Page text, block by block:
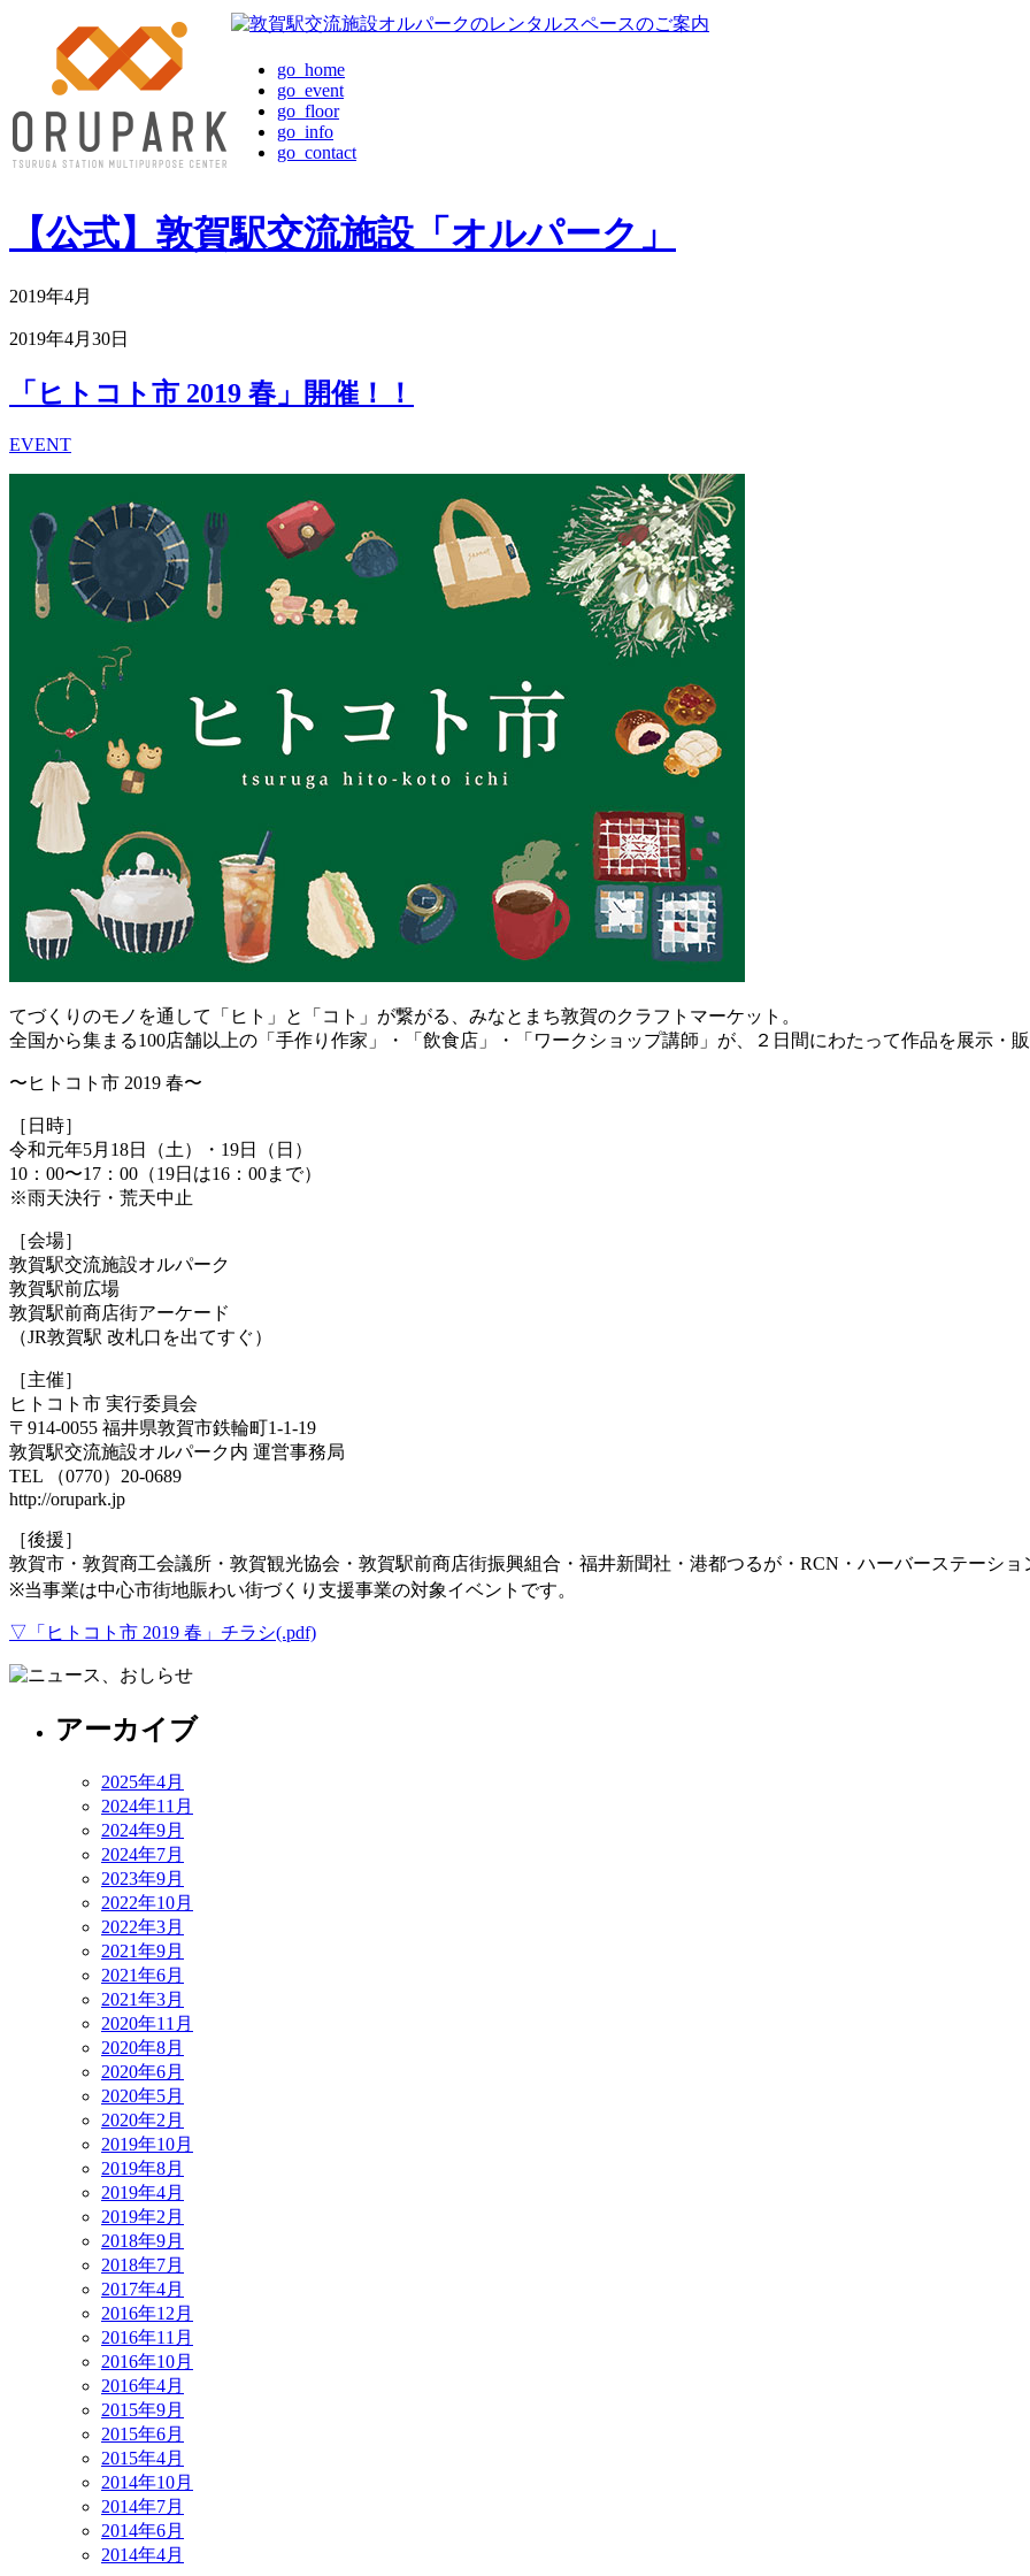
go_home
go_event
go_floor
go_info
go_contact
【公式】敦賀駅交流施設「オルパーク」
2019年4月
2019年4月30日
「ヒトコト市 2019 春」開催！！
EVENT
てづくりのモノを通して「ヒト」と「コト」が繋がる、みなとまち敦賀のクラフトマーケット。
全国から集まる100店舗以上の「手作り作家」・「飲食店」・「ワークショップ講師」が、２日間にわたって作品を展示・販
〜ヒトコト市 2019 春〜
［日時］
令和元年5月18日（土）・19日（日）
10：00〜17：00（19日は16：00まで）
※雨天決行・荒天中止
［会場］
敦賀駅交流施設オルパーク
敦賀駅前広場
敦賀駅前商店街アーケード
（JR敦賀駅 改札口を出てすぐ）
［主催］
ヒトコト市 実行委員会
〒914-0055 福井県敦賀市鉄輪町1-1-19
敦賀駅交流施設オルパーク内 運営事務局
TEL （0770）20-0689
http://orupark.jp
［後援］
敦賀市・敦賀商工会議所・敦賀観光協会・敦賀駅前商店街振興組合・福井新聞社・港都つるが・RCN・ハーバーステーショ
※当事業は中心市街地賑わい街づくり支援事業の対象イベントです。
▽「ヒトコト市 2019 春」チラシ(.pdf)
アーカイブ
2025年4月
2024年11月
2024年9月
2024年7月
2023年9月
2022年10月
2022年3月
2021年9月
2021年6月
2021年3月
2020年11月
2020年8月
2020年6月
2020年5月
2020年2月
2019年10月
2019年8月
2019年4月
2019年2月
2018年9月
2018年7月
2017年4月
2016年12月
2016年11月
2016年10月
2016年4月
2015年9月
2015年6月
2015年4月
2014年10月
2014年7月
2014年6月
2014年4月